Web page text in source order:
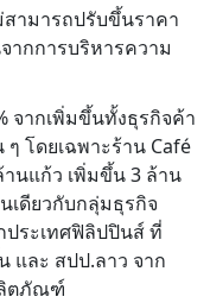
ามารถปรับขึ้นราคา
กการบริหารความ
จากเพิ่มขึ้นทั้งธุรกิจค้า
โดยเฉพาะร้าน Café
นแก้ว เพิ่มขึ้น 3 ล้าน
เดียวกับกลุ่มธุรกิจ
ประเทศฟิลิปปินส์ ที่
และ สปป.ลาว จาก
ตภัณฑ์